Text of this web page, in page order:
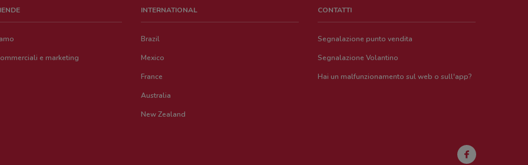
e marketing
INTERNATIONAL
Brazil
Mexico
France
Australia
New Zealand
CONTATTI
Segnalazione punto vendita
Segnalazione Volantino
Hai un malfunzionamento sul web o sull'app?